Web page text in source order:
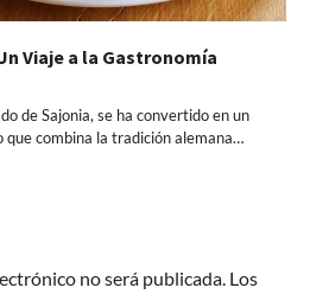
Viaje a la Gastronomía
de Sajonia, se ha convertido en un
combina la tradición alemana…
no será publicada. Los